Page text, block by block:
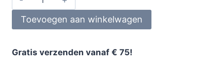
Toevoegen aan winkelwagen
Gratis verzenden vanaf € 75!